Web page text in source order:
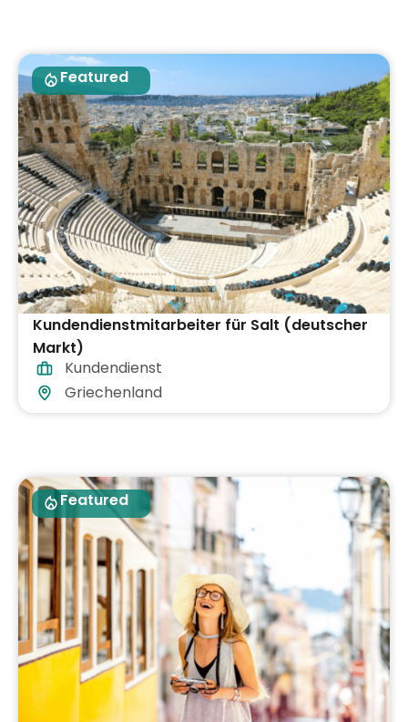
Featured
Kundendienstmitarbeiter für Salt (deutscher
Markt)
Kundendienst
Griechenland
Featured